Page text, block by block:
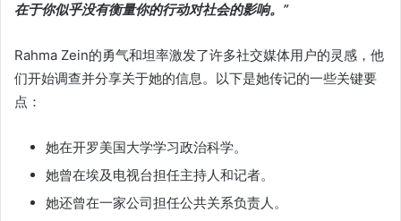
在于你似乎没有衡量你的行动对社会的影响。”
Rahma Zein的勇气和坦率激发了许多社交媒体用户的灵感，他
们开始调查并分享关于她的信息。以下是她传记的一些关键要
点：
她在开罗美国大学学习政治科学。
她曾在埃及电视台担任主持人和记者。
她还曾在一家公司担任公共关系负责人。